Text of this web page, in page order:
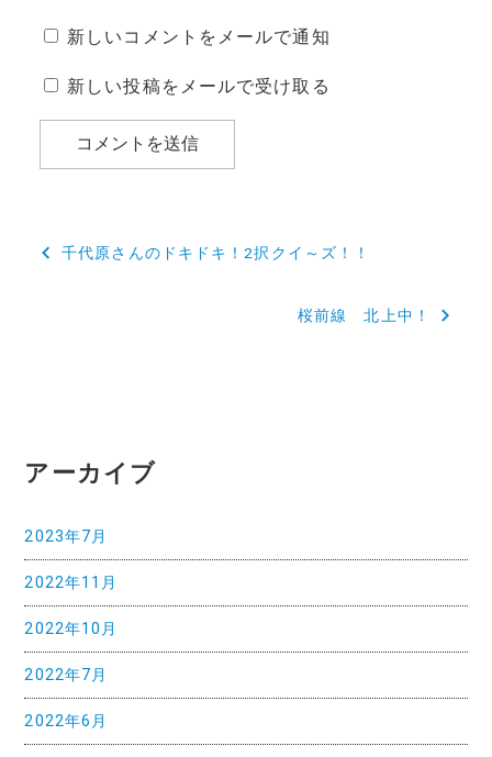
新しいコメントをメールで通知
新しい投稿をメールで受け取る
投
ョ
ン
千代原さんのドキドキ！2択クイ～ズ！！
桜前線 北上中！
アーカイブ
2023年7月
2022年11月
2022年10月
2022年7月
2022年6月